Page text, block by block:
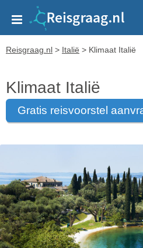
Reisgraag.nl > Italië > Klimaat Italië
Klimaat Italië
gratis reisvoorstel